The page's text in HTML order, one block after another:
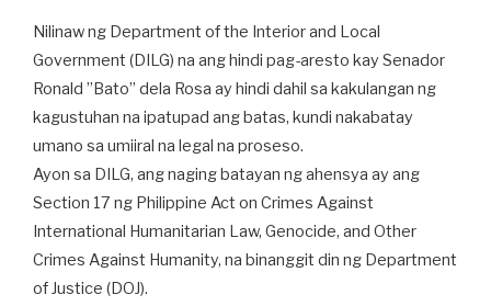
Nilinaw ng Department of the Interior and Local
Government (DILG) na ang hindi pag-aresto kay Senador
Ronald ”Bato” dela Rosa ay hindi dahil sa kakulangan ng
kagustuhan na ipatupad ang batas, kundi nakabatay
umano sa umiiral na legal na proseso.
Ayon sa DILG, ang naging batayan ng ahensya ay ang
Section 17 ng Philippine Act on Crimes Against
International Humanitarian Law, Genocide, and Other
Crimes Against Humanity, na binanggit din ng Department
of Justice (DOJ).